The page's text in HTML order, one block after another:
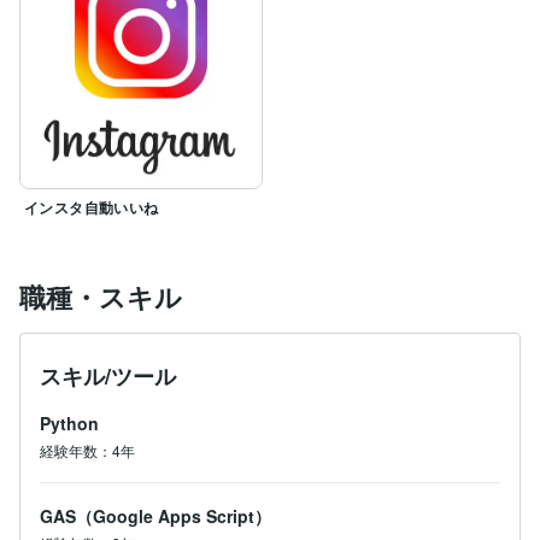
インスタ自動いいね
職種・スキル
スキル/ツール
Python
経験年数：4年
GAS（Google Apps Script）